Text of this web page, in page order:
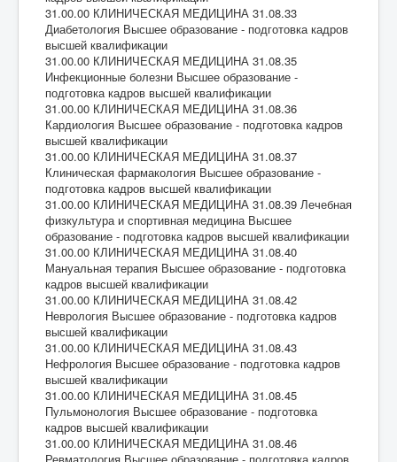
31.00.00 КЛИНИЧЕСКАЯ МЕДИЦИНА 31.08.33
Диабетология Высшее образование - подготовка кадров
высшей квалификации
31.00.00 КЛИНИЧЕСКАЯ МЕДИЦИНА 31.08.35
Инфекционные болезни Высшее образование -
подготовка кадров высшей квалификации
31.00.00 КЛИНИЧЕСКАЯ МЕДИЦИНА 31.08.36
Кардиология Высшее образование - подготовка кадров
высшей квалификации
31.00.00 КЛИНИЧЕСКАЯ МЕДИЦИНА 31.08.37
Клиническая фармакология Высшее образование -
подготовка кадров высшей квалификации
31.00.00 КЛИНИЧЕСКАЯ МЕДИЦИНА 31.08.39 Лечебная
физкультура и спортивная медицина Высшее
образование - подготовка кадров высшей квалификации
31.00.00 КЛИНИЧЕСКАЯ МЕДИЦИНА 31.08.40
Мануальная терапия Высшее образование - подготовка
кадров высшей квалификации
31.00.00 КЛИНИЧЕСКАЯ МЕДИЦИНА 31.08.42
Неврология Высшее образование - подготовка кадров
высшей квалификации
31.00.00 КЛИНИЧЕСКАЯ МЕДИЦИНА 31.08.43
Нефрология Высшее образование - подготовка кадров
высшей квалификации
31.00.00 КЛИНИЧЕСКАЯ МЕДИЦИНА 31.08.45
Пульмонология Высшее образование - подготовка
кадров высшей квалификации
31.00.00 КЛИНИЧЕСКАЯ МЕДИЦИНА 31.08.46